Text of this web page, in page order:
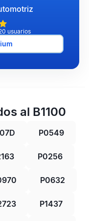
usuarios
al B1100
P0549
P0256
P0632
P1437